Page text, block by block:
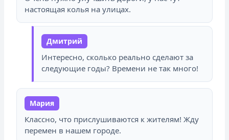
настоящая колья на улицах.
Дмитрий
Интересно, сколько реально сделают за
следующие годы? Времени не так много!
Мария
Классно, что прислушиваются к жителям! Жду
перемен в нашем городе.